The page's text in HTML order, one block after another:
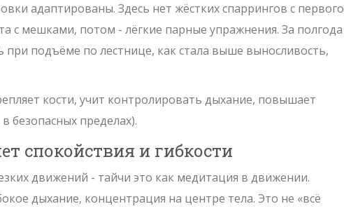
адаптированы. Здесь нет жёстких спаррингов с первого
с мешками, потом - лёгкие парные упражнения. За полгода
при подъёме по лестнице, как стала выше выносливость,
кости, учит контролировать дыхание, повышает
безопасных пределах).
спокойствия и гибкости
движений - тайчи это как медитация в движении.
дыхание, концентрация на центре тела. Это не «всё